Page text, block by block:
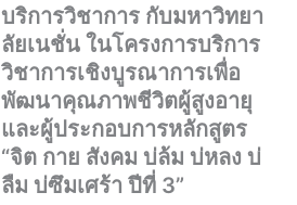
บริการวิชาการ กับมหาวิทยา
ลัยเนชั่น ในโครงการบริการ
วิชาการเชิงบูรณาการเพื่อ
พัฒนาคุณภาพชีวิตผู้สูงอายุ
และผู้ประกอบการหลักสูตร
“จิต กาย สังคม บ่ล้ม บ่หลง บ่
ลืม บ่ซึมเศร้า ปีที่ 3”